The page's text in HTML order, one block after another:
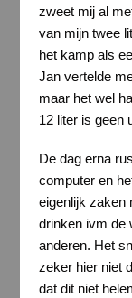
zweet mij al
van mijn twee
het kamp als
Jan vertelde
maar het wel
12 liter is geen
De dag erna
computer en
eigenlijk zaken
drinken ivm de
anderen. Het
zeker hier niet
dat dit niet